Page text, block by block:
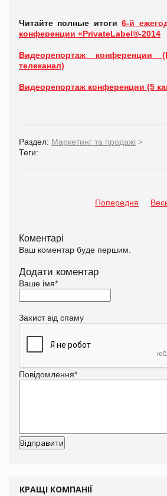
Читайте полные итоги6-й
конференции «PrivateLabel®-2014
Видеорепортаж конференции
телеканал)
Видеорепортаж конференции (5
Раздел: Маркетинг та продажі >
Теги:
Попередня
Коментарі
Ваш коментар буде першим.
Додати коментар
Ваше імя*
Захист від спаму
Повідомлення*
КРАЩІ КОМПАНІЇ